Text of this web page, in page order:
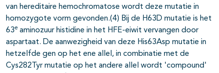
van hereditaire hemochromatose wordt deze mutatie in
homozygote vorm gevonden.(4) Bij de H63D mutatie is het
63e aminozuur histidine in het HFE-eiwit vervangen door
aspartaat. De aanwezigheid van deze His63Asp mutatie in
hetzelfde gen op het ene allel, in combinatie met de
Cys282Tyr mutatie op het andere allel wordt 'compound'